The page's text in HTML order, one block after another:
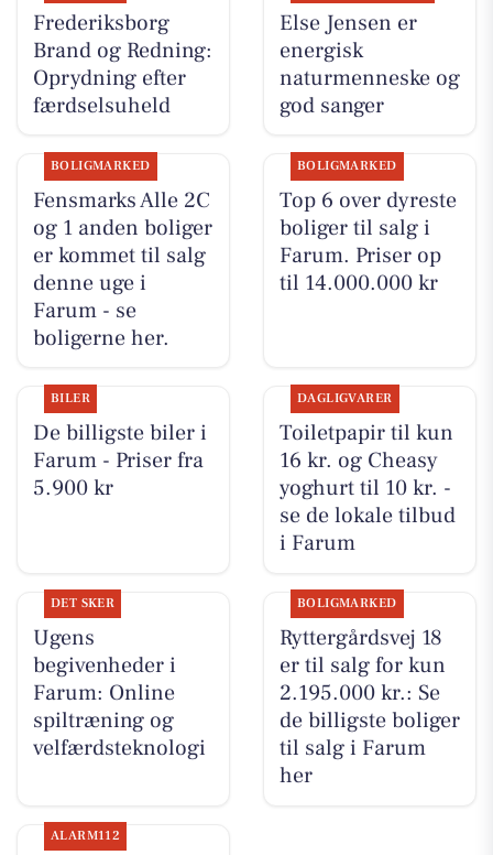
Frederiksborg
Brand og Redning:
Oprydning efter
færdselsuheld
Else Jensen er
energisk
naturmenneske og
god sanger
BOLIGMARKED
Fensmarks Alle 2C
og 1 anden boliger
er kommet til salg
denne uge i
Farum - se
boligerne her.
BOLIGMARKED
Top 6 over dyreste
boliger til salg i
Farum. Priser op
til 14.000.000 kr
BILER
De billigste biler i
Farum - Priser fra
5.900 kr
DAGLIGVARER
Toiletpapir til kun
16 kr. og Cheasy
yoghurt til 10 kr. -
se de lokale tilbud
i Farum
DET SKER
Ugens
begivenheder i
Farum: Online
spiltræning og
velfærdsteknologi
BOLIGMARKED
Ryttergårdsvej 18
er til salg for kun
2.195.000 kr.: Se
de billigste boliger
til salg i Farum
her
ALARM112